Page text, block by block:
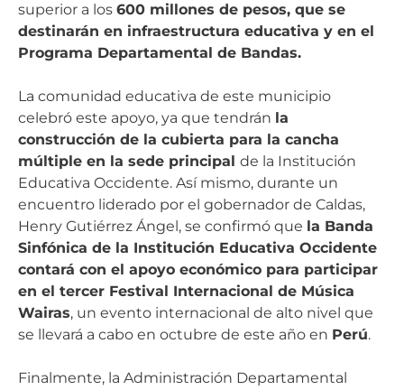
superior a los 600 millones de pesos, que se
destinarán en infraestructura educativa y en el
Programa Departamental de Bandas.
La comunidad educativa de este municipio
celebró este apoyo, ya que tendrán la
construcción de la cubierta para la cancha
múltiple en la sede principal de la Institución
Educativa Occidente. Así mismo, durante un
encuentro liderado por el gobernador de Caldas,
Henry Gutiérrez Ángel, se confirmó que la Banda
Sinfónica de la Institución Educativa Occidente
contará con el apoyo económico para participar
en el tercer Festival Internacional de Música
Wairas, un evento internacional de alto nivel que
se llevará a cabo en octubre de este año en Perú.
Finalmente, la Administración Departamental